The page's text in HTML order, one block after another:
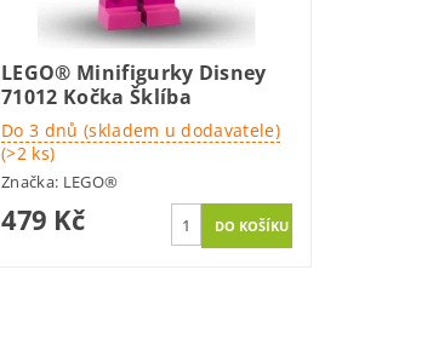
LEGO® Minifigurky Disney
71012 Kočka Šklíba
Do 3 dnů (skladem u dodavatele)
(>2 ks)
Značka: LEGO®
479 Kč